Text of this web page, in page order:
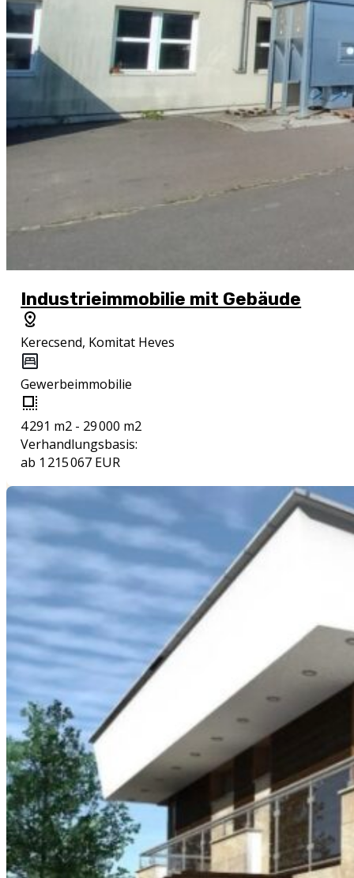
Industrieimmobilie mit Gebäude
Kerecsend, Komitat Heves
Gewerbeimmobilie
4 291 m2 - 29 000 m2
Verhandlungsbasis:
ab 1 215 067 EUR